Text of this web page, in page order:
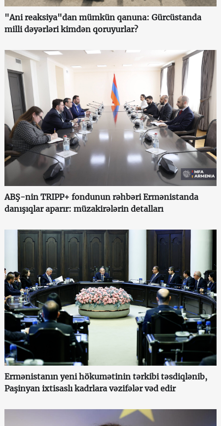
"Ani reaksiya"dan mümkün qanuna: Gürcüstanda
milli dəyərləri kimdən qoruyurlar?
ABŞ-nin TRIPP+ fondunun rəhbəri Ermənistanda
danışıqlar aparır: müzakirələrin detalları
Ermənistanın yeni hökumətinin tərkibi təsdiqlənib,
Paşinyan ixtisaslı kadrlara vəzifələr vəd edir